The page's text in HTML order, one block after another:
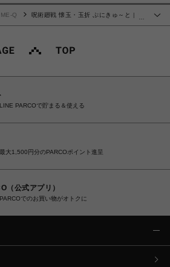
Q
呪術廻戦 懐玉・玉折 ぷにきゅ～と | ラ
PARCOで貯まる＆使える
大1,500円分のPARCOポイント進呈
（公式アプリ）
でのお買い物がオトクに